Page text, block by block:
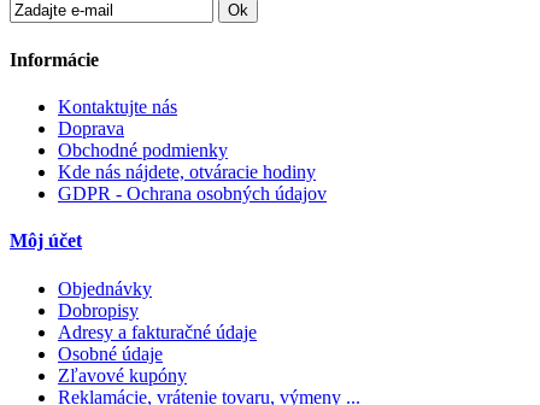
Ok
Informácie
Kontaktujte nás
Doprava
Obchodné podmienky
Kde nás nájdete, otváracie hodiny
GDPR - Ochrana osobných údajov
Môj účet
Objednávky
Dobropisy
Adresy a fakturačné údaje
Osobné údaje
Zľavové kupóny
Reklamácie, vrátenie tovaru, výmeny ...